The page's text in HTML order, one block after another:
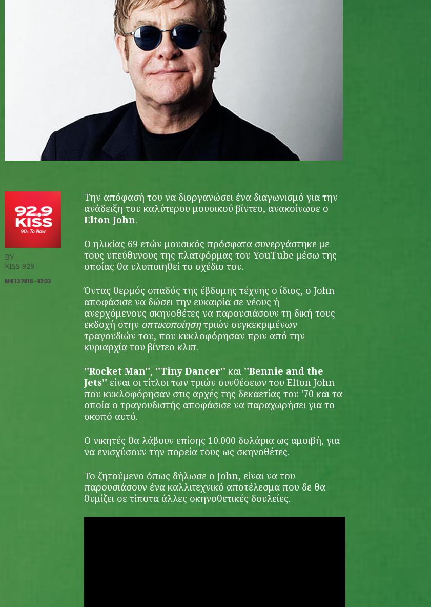
BY
KISS 929
ΔΕΚ 13 2016 - 02:33
Την απόφασή του να διοργανώσει ένα διαγωνισμό για την
ανάδειξη του καλύτερου μουσικού βίντεο, ανακοίνωσε ο
Elton John.
O ηλικίας 69 ετών μουσικός πρόσφατα συνεργάστηκε με
τους υπεύθυνους της πλατφόρμας του YouTube μέσω της
οποίας θα υλοποιηθεί το σχέδιο του.
Όντας θερμός οπαδός της έβδομης τέχνης ο ίδιος, ο John
αποφάσισε να δώσει την ευκαιρία σε νέους ή
ανερχόμενους σκηνοθέτες να παρουσιάσουν τη δική τους
εκδοχή στην οπτικοποίησητριών συγκεκριμένων
τραγουδιών του, που κυκλοφόρησαν πριν από την
κυριαρχία του βίντεο κλιπ.
''Rocket Man'', ''Tiny Dancer'' και ''Bennie and the
Jets'' είναι οι τίτλοι των τριών συνθέσεων του Elton John
που κυκλοφόρησαν στις αρχές της δεκαετίας του '70 και τα
οποία ο τραγουδιστής αποφάσισε να παραχωρήσει για το
σκοπό αυτό.
Ο νικητές θα λάβουν επίσης 10.000 δολάρια ως αμοιβή, για
να ενισχύσουν την πορεία τους ως σκηνοθέτες.
Το ζητούμενο όπως δήλωσε ο John, είναι να του
παρουσιάσουν ένα καλλιτεχνικό αποτέλεσμα που δε θα
θυμίζει σε τίποτα άλλες σκηνοθετικές δουλείες.